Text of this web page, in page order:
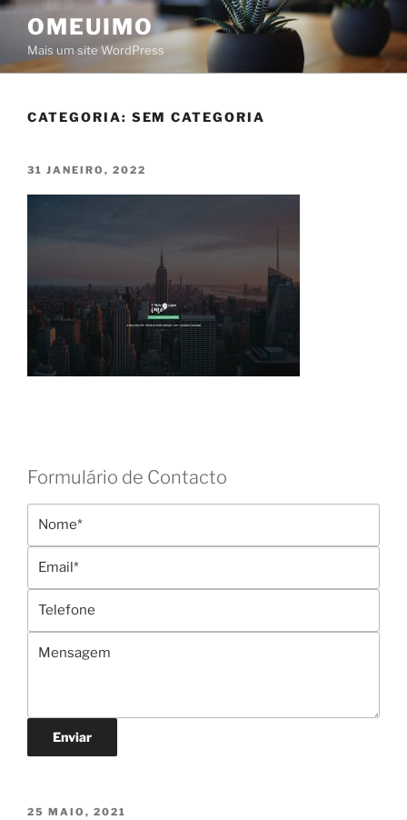
Saltar
conteúdo
OMEUIMO
Mais um site WordPress
CATEGORIA: SEM CATEGORIA
PUBLICADO
31 JANEIRO, 2022
Formulário de Contacto
Enviar
PUBLICADO
25 MAIO, 2021